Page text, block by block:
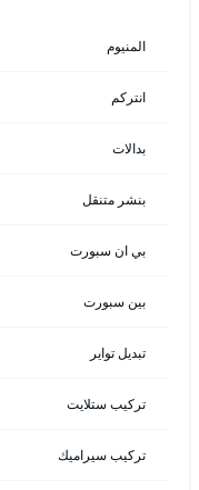
المنيوم
انتركم
بدالات
بنشر متنقل
بي ان سبورت
بين سبورت
تبديل تواير
تركيب ستلايت
تركيب سيراميك